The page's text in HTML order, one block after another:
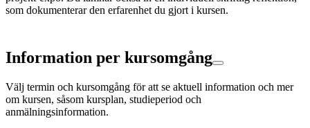
som dokumenterar den erfarenhet du gjort i kursen.
Information per kursomgång
Välj termin och kursomgång för att se aktuell information och mer
om kursen, såsom kursplan, studieperiod och
anmälningsinformation.